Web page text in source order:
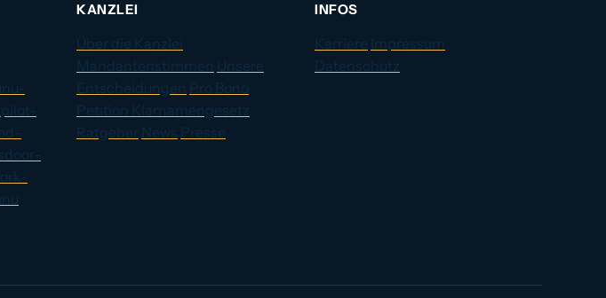
KANZLEI
Über die Kanzlei
Mandantenstimmen Unsere
Entscheidungen Pro Bono
Petition Klarnamengesetz
Ratgeber News Presse
INFOS
Karriere Impressum
Datenschutz